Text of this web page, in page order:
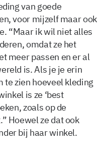
van goede
voor mijzelf maar ook
“Maar ik wil niet alles
omdat ze het
meer passen en er al
is. Als je je erin
te zien hoeveel kleding
is ze ‘best
zoals op de
Hoewel ze dat ook
bij haar winkel.